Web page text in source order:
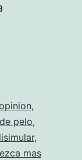
,
pelo,
,
mas